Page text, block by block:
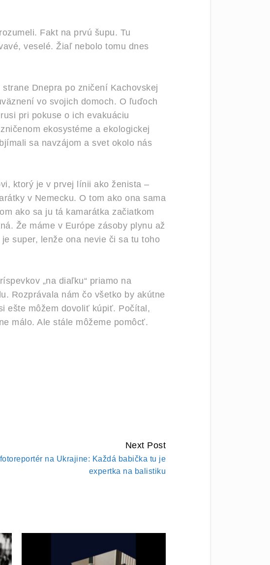
Fakt na prvú šupu. Tu
veselé. Žiaľ nebolo tomu dnes
Dnepra po zničení Kachovskej
vo svojich domoch. O ľuďoch
pri pokuse o ich evakuáciu
ekosystéme a ekologickej
sa navzájom a svet okolo nás
ktorý je v prvej línii ako ženista –
v Nemecku. O tom ako ona sama
ako sa ju tá kamarátka začiatkom
Že máme v Európe zásoby plynu až
super, lenže ona nevie či sa tu toho
„na diaľku“ priamo na
Rozprávala nám čo všetko by akútne
ešte môžem dovoliť kúpiť. Počítal,
málo. Ale stále môžeme pomôcť.
Next Post
na Ukrajine: Každá babička tu je
expertka na balistiku